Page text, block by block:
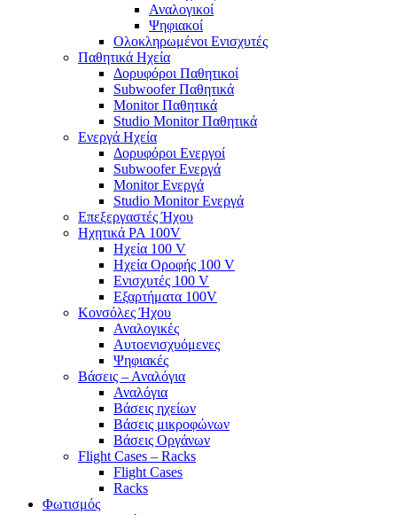
Αναλογικοί
Ψηφιακοί
Ολοκληρωμένοι Ενισχυτές
Παθητικά Ηχεία
Δορυφόροι Παθητικοί
Subwoofer Παθητικά
Monitor Παθητικά
Studio Monitor Παθητικά
Ενεργά Ηχεία
Δορυφόροι Ενεργοί
Subwoofer Ενεργά
Monitor Ενεργά
Studio Monitor Ενεργά
Επεξεργαστές Ήχου
Ηχητικά PA 100V
Ηχεία 100 V
Ηχεία Οροφής 100 V
Ενισχυτές 100 V
Εξαρτήματα 100V
Κονσόλες Ήχου
Αναλογικές
Αυτοενισχυόμενες
Ψηφιακές
Βάσεις – Αναλόγια
Αναλόγια
Βάσεις ηχείων
Βάσεις μικροφώνων
Βάσεις Οργάνων
Flight Cases – Racks
Flight Cases
Racks
Φωτισμός